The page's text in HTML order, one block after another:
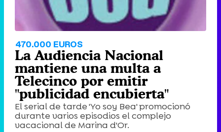
470.000 EUROS
La Audiencia Nacional
mantiene una multa a
Telecinco por emitir
"publicidad encubierta"
El serial de tarde 'Yo soy Bea' promocionó
durante varios episodios el complejo
vacacional de Marina d'Or.